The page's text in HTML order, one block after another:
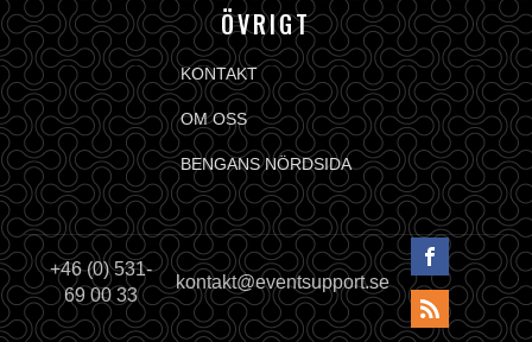
ÖVRIGT
KONTAKT
OM OSS
BENGANS NÖRDSIDA
+46 (0) 531-
69 00 33
kontakt@eventsupport.se